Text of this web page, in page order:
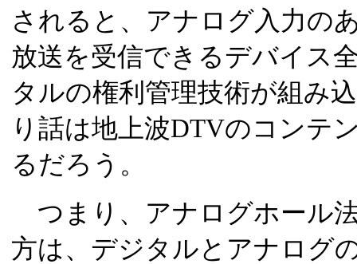
されると、アナログ入力の
放送を受信できるデバイス
タルの権利管理技術が組み
り話は地上波DTVのコンテ
るだろう。
つまり、アナログホール
方は、デジタルとアナログ